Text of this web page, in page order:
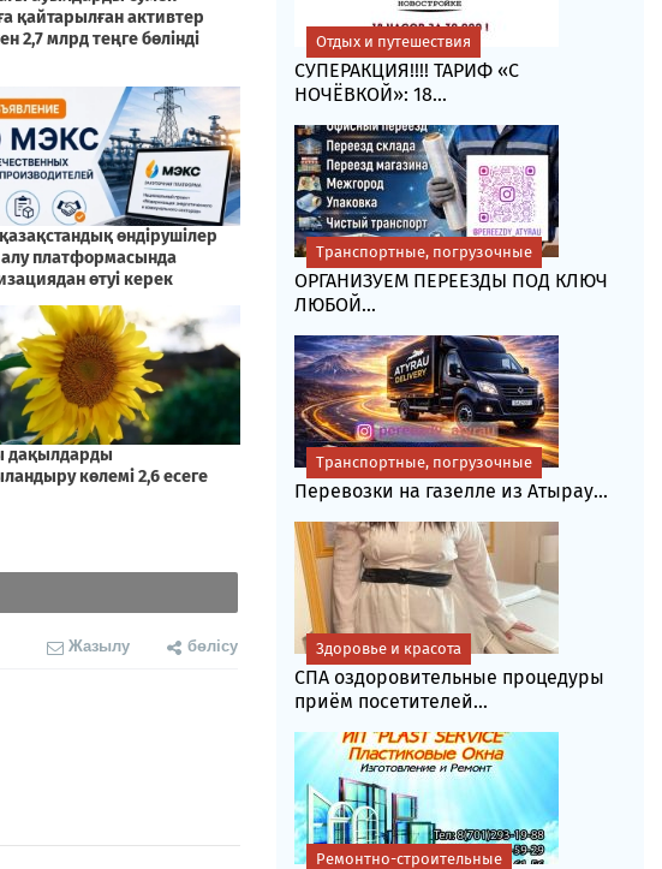
Жазылу бөлісу
СУПЕРАКЦИЯ!!!! ТАРИФ «C
НОЧЁВКОЙ»: 18...
Отдых и путешествия
ОРГАНИЗУЕМ ПЕРЕЕЗДЫ ПОД КЛЮЧ
ЛЮБОЙ...
Транспортные, погрузочные
Перевозки на газелле из Атырау...
Транспортные, погрузочные
СПА оздоровительные процедуры
приём посетителей...
Здоровье и красота
Ремонтно-строительные